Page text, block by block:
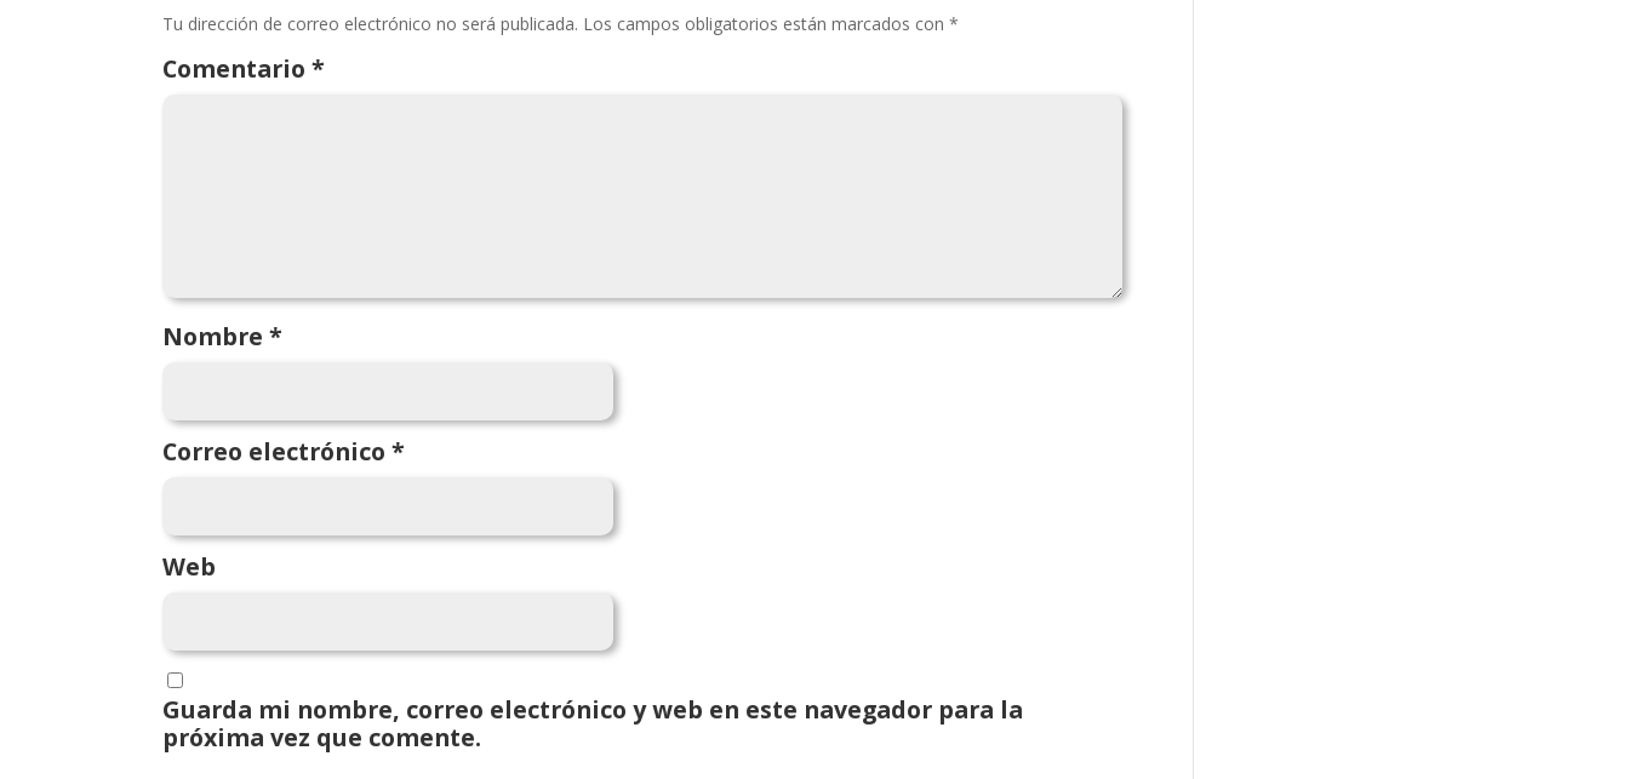
Tu dirección de correo electrónico no será publicada. Los campos obligatorios están marcados con*
Comentario*
Nombre*
Correo electrónico*
Web
Guarda mi nombre, correo electrónico y web en este navegador para la
próxima vez que comente.